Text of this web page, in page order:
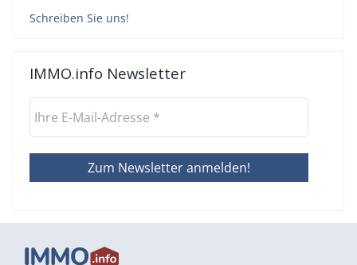
Schreiben Sie uns!
IMMO.info Newsletter